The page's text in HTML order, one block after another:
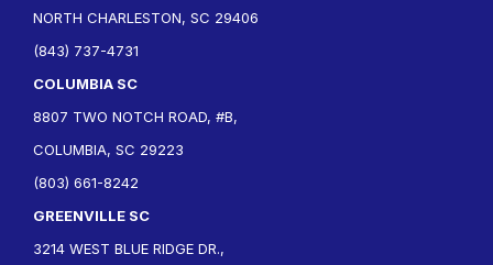
NORTH CHARLESTON, SC 29406
(843) 737-4731
COLUMBIA SC
8807 TWO NOTCH ROAD, #B,
COLUMBIA, SC 29223
(803) 661-8242
GREENVILLE SC
3214 WEST BLUE RIDGE DR.,